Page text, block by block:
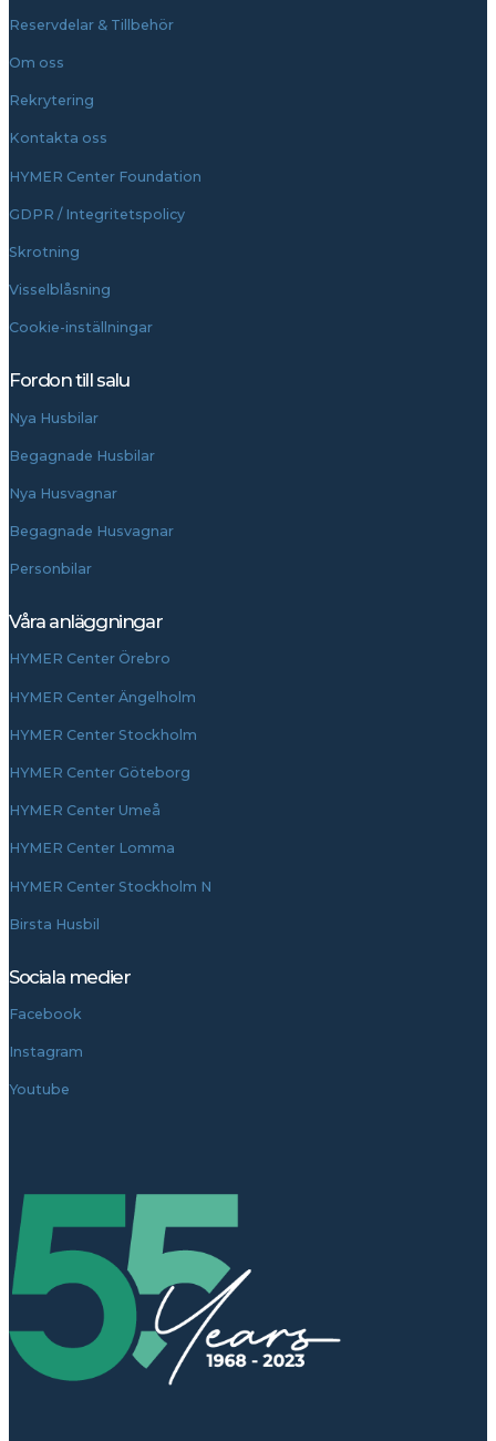
Reservdelar & Tillbehör
Om oss
Rekrytering
Kontakta oss
HYMER Center Foundation
GDPR / Integritetspolicy
Skrotning
Visselblåsning
Cookie-inställningar
Fordon till salu
Nya Husbilar
Begagnade Husbilar
Nya Husvagnar
Begagnade Husvagnar
Personbilar
Våra anläggningar
HYMER Center Örebro
HYMER Center Ängelholm
HYMER Center Stockholm
HYMER Center Göteborg
HYMER Center Umeå
HYMER Center Lomma
HYMER Center Stockholm N
Birsta Husbil
Sociala medier
Facebook
Instagram
Youtube